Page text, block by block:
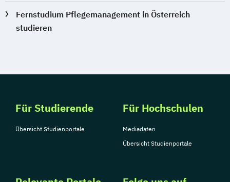
Fernstudium Pflegemanagement in Österreich
studieren
Für Studierende
Übersicht Studienportale
Für Hochschulen
Mediadaten
Übersicht Studienportale